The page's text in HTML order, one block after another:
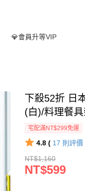
💎會員升等VIP
下殺52折 日
(白)/料理餐
宅配滿NT$299免運
4.8 ( 17 則評價
NT$1,160
NT$599